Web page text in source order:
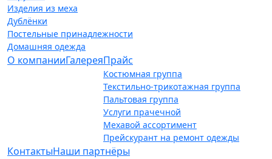
Изделия из меха
Дублёнки
Постельные принадлежности
Домашняя одежда
О компанииГалереяПрайс
Костюмная группа
Текстильно-трикотажная группа
Пальтовая группа
Услуги прачечной
Мехавой ассортимент
Прейскурант на ремонт одежды
КонтактыНаши партнёры